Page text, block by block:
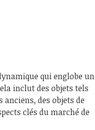
qui englobe un
inclut des objets tels
des objets de
clés du marché de